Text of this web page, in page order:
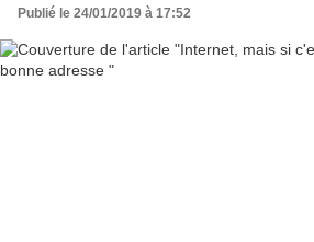
Publié le 24/01/2019 à 17:52